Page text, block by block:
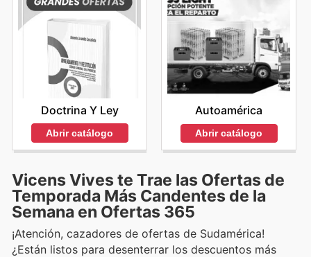
Doctrina Y Ley
Abrir catálogo
Autoamérica
Abrir catálogo
Vicens Vives te Trae las Ofertas de
Temporada Más Candentes de la
Semana en Ofertas 365
¡Atención, cazadores de ofertas de Sudamérica!
¿Están listos para desenterrar los descuentos más